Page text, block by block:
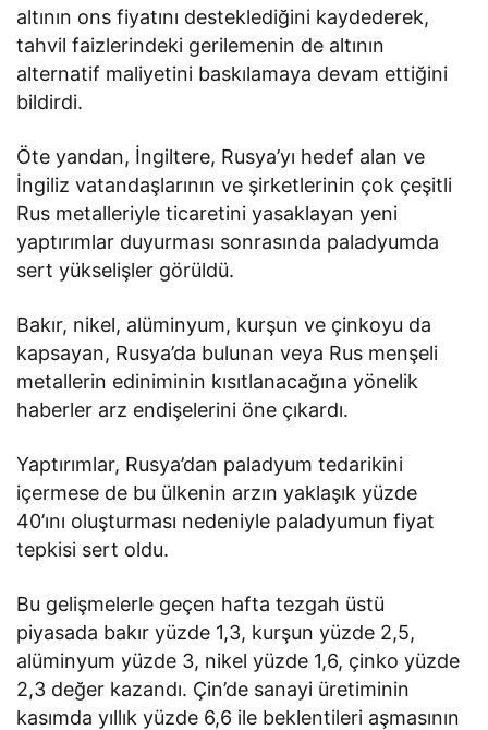
altının ons fiyatını desteklediğini kaydederek,
tahvil faizlerindeki gerilemenin de altının
alternatif maliyetini baskılamaya devam ettiğini
bildirdi.
Öte yandan, İngiltere, Rusya’yı hedef alan ve
İngiliz vatandaşlarının ve şirketlerinin çok çeşitli
Rus metalleriyle ticaretini yasaklayan yeni
yaptırımlar duyurması sonrasında paladyumda
sert yükselişler görüldü.
Bakır, nikel, alüminyum, kurşun ve çinkoyu da
kapsayan, Rusya’da bulunan veya Rus menşeli
metallerin ediniminin kısıtlanacağına yönelik
haberler arz endişelerini öne çıkardı.
Yaptırımlar, Rusya’dan paladyum tedarikini
içermese de bu ülkenin arzın yaklaşık yüzde
40’ını oluşturması nedeniyle paladyumun fiyat
tepkisi sert oldu.
Bu gelişmelerle geçen hafta tezgah üstü
piyasada bakır yüzde 1,3, kurşun yüzde 2,5,
alüminyum yüzde 3, nikel yüzde 1,6, çinko yüzde
2,3 değer kazandı. Çin’de sanayi üretiminin
kasımda yıllık yüzde 6,6 ile beklentileri aşmasının